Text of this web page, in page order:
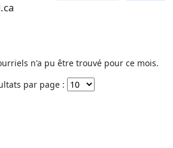
n'a pu être trouvé pour ce mois.
par page :